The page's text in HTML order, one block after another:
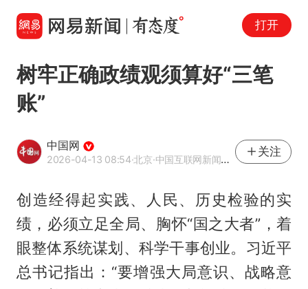
打开
树牢正确政绩观须算好“三笔
账”
中国网
2026-04-13 08:54·北京·中国互联网新闻中心（中国网）官方网易号
关注
创造经得起实践、人民、历史检验的实
绩，必须立足全局、胸怀“国之大者”，着
眼整体系统谋划、科学干事创业。习近平
总书记指出：“要增强大局意识、战略意